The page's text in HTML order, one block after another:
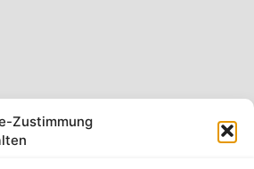
Zustimmung
gewöhnliches Girokonto? Dann ist unser
Richtige für Sie. Die beiden